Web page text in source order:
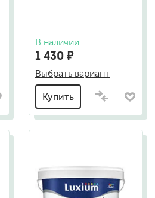
В наличии
1 430 ₽
Выбрать вариант
Купить